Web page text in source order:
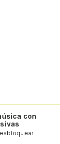
con